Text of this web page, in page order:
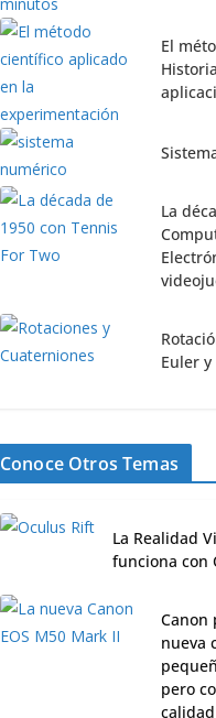
El
La
Euler
Conoce Otros Temas
La Realidad
funciona con
Canon
nueva
pero